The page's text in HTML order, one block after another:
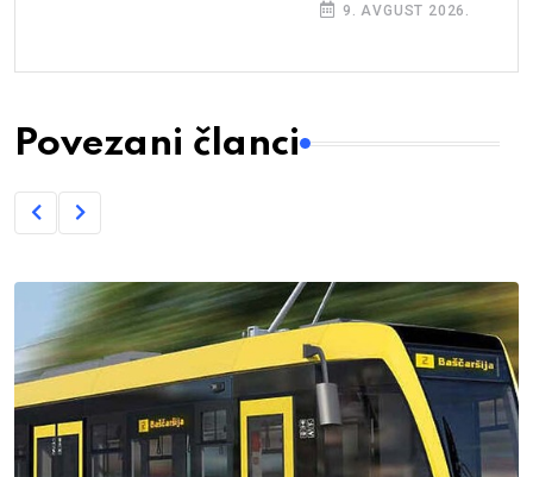
9. AVGUST 2026.
Povezani članci